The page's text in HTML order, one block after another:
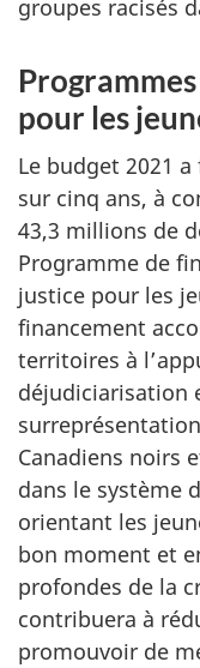
groupes racisés
pour les
Le budget 2021
sur cinq ans, à
43,3 millions de
Programme de
justice pour les
financement
territoires à
déjudiciarisation
Canadiens noirs
dans le système
orientant les
bon moment et
profondes de la
contribuera à
promouvoir de